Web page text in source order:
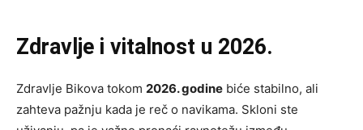
Zdravlje i vitalnost u 2026.
Zdravlje Bikova tokom 2026. godine biće stabilno, ali
zahteva pažnju kada je reč o navikama. Skloni ste